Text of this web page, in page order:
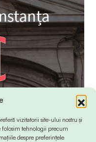
vizitatorii site-ului nostru și
folosim tehnologii precum
despre preferințele